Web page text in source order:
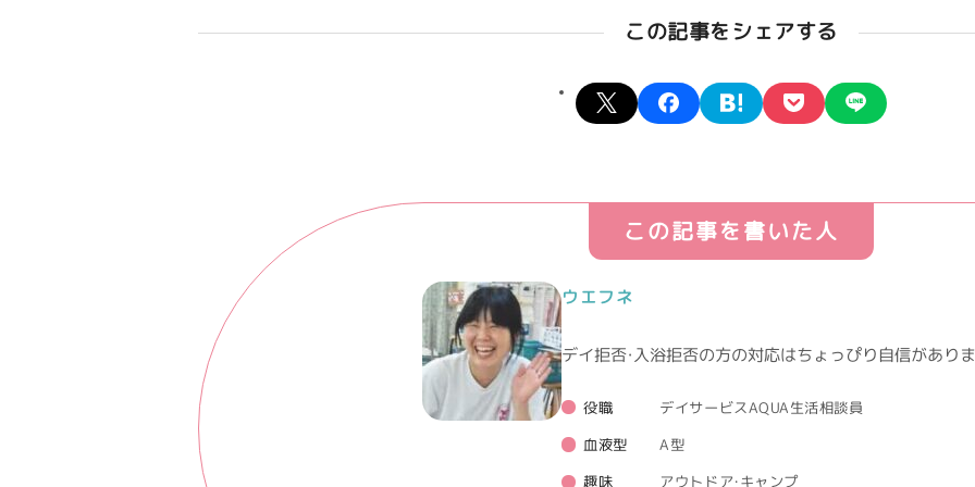
この記事をシェアする
X facebookhatena pocket
この記事を書いた人
ウエフネ
デイ拒否・入浴拒否の方の対応はちょっぴり自信があり
役職 デイサービスAQUA生活相談員
血液型 A型
趣味 アウトドア・キャンプ